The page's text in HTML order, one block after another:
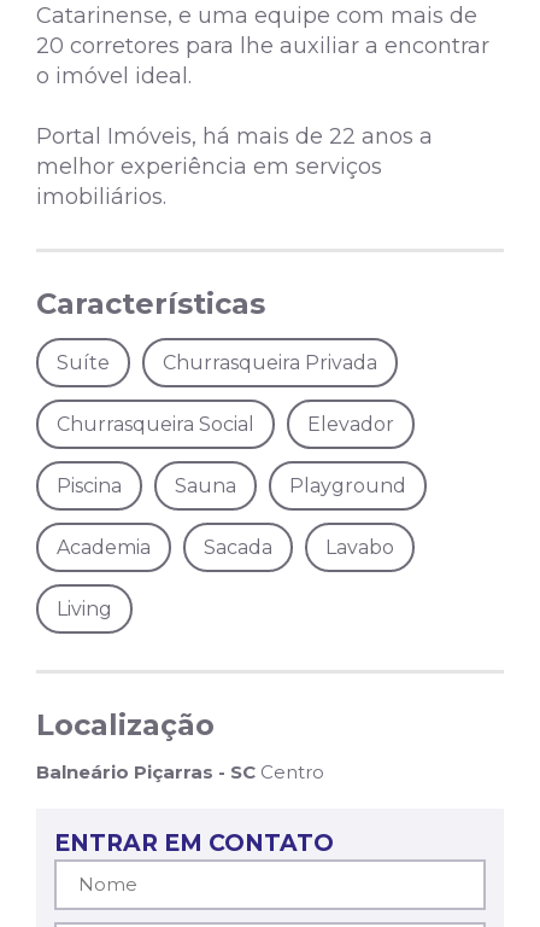
Catarinense, e uma equipe com mais de
20 corretores para lhe auxiliar a encontrar
o imóvel ideal.
Portal Imóveis, há mais de 22 anos a
melhor experiência em serviços
imobiliários.
Características
Suíte Churrasqueira Privada
Churrasqueira Social Elevador
Piscina Sauna Playground
Academia Sacada Lavabo
Living
Localização
Balneário Piçarras - SC Centro
ENTRAR EM CONTATO